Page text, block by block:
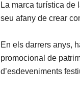
La marca turística de
seu afany de crear
En els darrers anys,
promocional de
d’esdeveniments